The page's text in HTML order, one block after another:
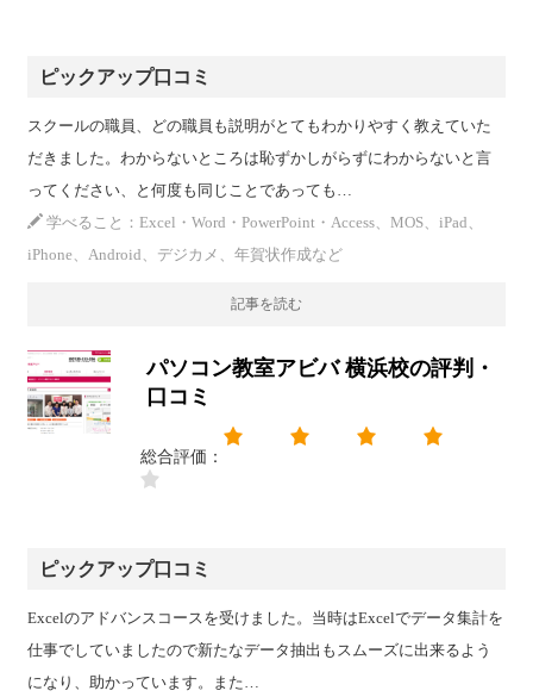
ピックアップ口コミ
スクールの職員、どの職員も説明がとてもわかりやすく教えていた
だきました。わからないところは恥ずかしがらずにわからないと言
ってください、と何度も同じことであっても…
学べること：Excel・Word・PowerPoint・Access、MOS、iPad、
iPhone、Android、デジカメ、年賀状作成など
記事を読む
パソコン教室アビバ 横浜校の評判・
口コミ
総合評価：
ピックアップ口コミ
Excelのアドバンスコースを受けました。当時はExcelでデータ集計を
仕事でしていましたので新たなデータ抽出もスムーズに出来るよう
になり、助かっています。また…